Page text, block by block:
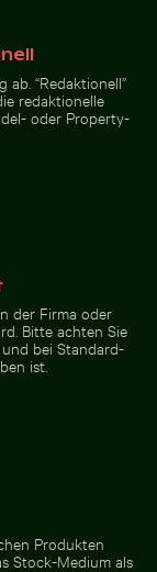
“Redaktionell”
redaktionelle
oder Property-
der Firma oder
Bitte achten Sie
bei Standard-
ist.
Produkten
Stock-Medium als